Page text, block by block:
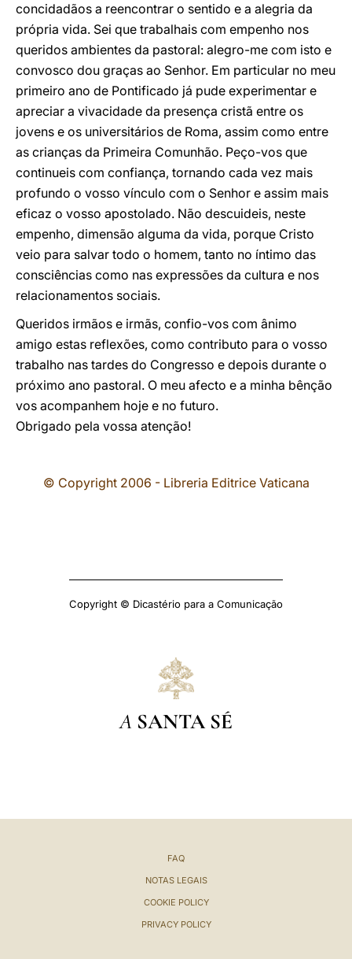
concidadãos a reencontrar o sentido e a alegria da
própria vida. Sei que trabalhais com empenho nos
queridos ambientes da pastoral: alegro-me com isto e
convosco dou graças ao Senhor. Em particular no meu
primeiro ano de Pontificado já pude experimentar e
apreciar a vivacidade da presença cristã entre os
jovens e os universitários de Roma, assim como entre
as crianças da Primeira Comunhão. Peço-vos que
continueis com confiança, tornando cada vez mais
profundo o vosso vínculo com o Senhor e assim mais
eficaz o vosso apostolado. Não descuideis, neste
empenho, dimensão alguma da vida, porque Cristo
veio para salvar todo o homem, tanto no íntimo das
consciências como nas expressões da cultura e nos
relacionamentos sociais.
Queridos irmãos e irmãs, confio-vos com ânimo
amigo estas reflexões, como contributo para o vosso
trabalho nas tardes do Congresso e depois durante o
próximo ano pastoral. O meu afecto e a minha bênção
vos acompanhem hoje e no futuro.
Obrigado pela vossa atenção!
© Copyright 2006 - Libreria Editrice Vaticana
Copyright © Dicastério para a Comunicação
A SANTA SÉ
FAQ
NOTAS LEGAIS
COOKIE POLICY
PRIVACY POLICY